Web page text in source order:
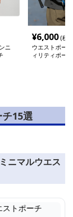
ニ
¥6,000(税
ウエストポー
ィリティポーチ
15選
ニマルウエス